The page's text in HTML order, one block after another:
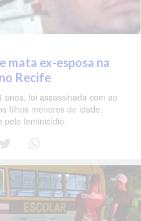
mata ex-esposa na
Recife
foi assassinada com ao
filhos menores de idade.
pelo feminicídio.